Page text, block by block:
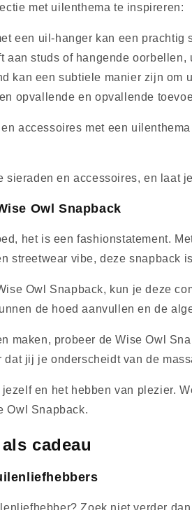
met uilenthema te inspireren:
een uil-hanger kan een
aan studs of hangende
kan een subtiele manier zijn om
opvallende en opvallende
accessoires met een
sieraden en accessoires, en laat
Owl Snapback
het is een fashionstatement.
streetwear vibe, deze snapback
Owl Snapback, kun je deze
de hoed aanvullen en de
maken, probeer de Wise Owl
jij je onderscheidt van de
en het hebben van plezier.
Owl Snapback.
cadeau
Zoek niet verder